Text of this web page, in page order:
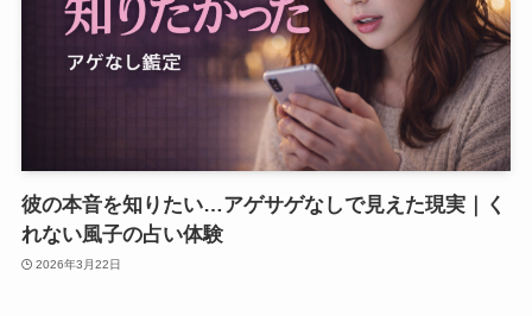
彼の本音を知りたい…アゲサゲなしで見えた現実｜く
れない風子の占い体験
2026年3月22日